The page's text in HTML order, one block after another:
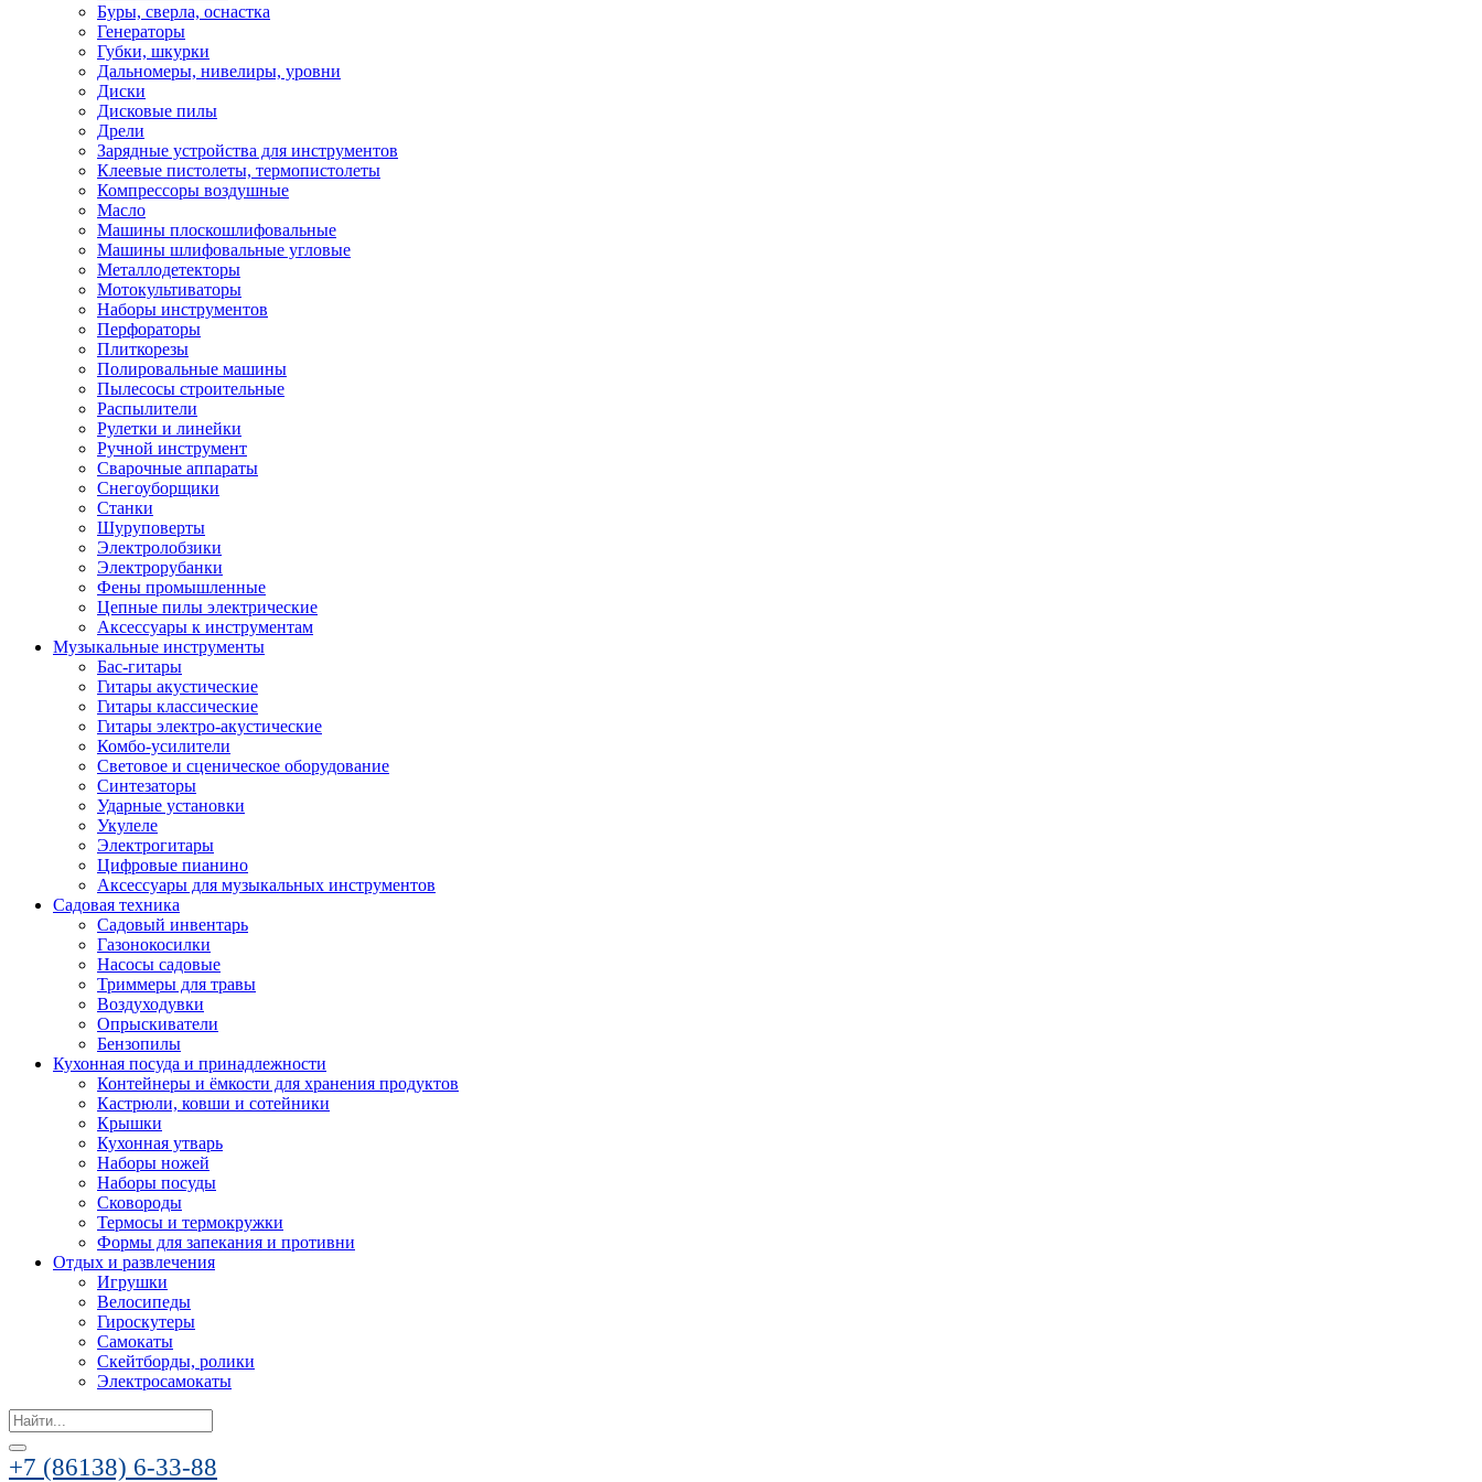
Буры, сверла, оснастка
Генераторы
Губки, шкурки
Дальномеры, нивелиры, уровни
Диски
Дисковые пилы
Дрели
Зарядные устройства для инструментов
Клеевые пистолеты, термопистолеты
Компрессоры воздушные
Масло
Машины плоскошлифовальные
Машины шлифовальные угловые
Металлодетекторы
Мотокультиваторы
Наборы инструментов
Перфораторы
Плиткорезы
Полировальные машины
Пылесосы строительные
Распылители
Рулетки и линейки
Ручной инструмент
Сварочные аппараты
Снегоуборщики
Станки
Шуруповерты
Электролобзики
Электрорубанки
Фены промышленные
Цепные пилы электрические
Аксессуары к инструментам
Музыкальные инструменты
Бас-гитары
Гитары акустические
Гитары классические
Гитары электро-акустические
Комбо-усилители
Световое и сценическое оборудование
Синтезаторы
Ударные установки
Укулеле
Электрогитары
Цифровые пианино
Аксессуары для музыкальных инструментов
Садовая техника
Садовый инвентарь
Газонокосилки
Насосы садовые
Триммеры для травы
Воздуходувки
Опрыскиватели
Бензопилы
Кухонная посуда и принадлежности
Контейнеры и ёмкости для хранения продуктов
Кастрюли, ковши и сотейники
Крышки
Кухонная утварь
Наборы ножей
Наборы посуды
Сковороды
Термосы и термокружки
Формы для запекания и противни
Отдых и развлечения
Игрушки
Велосипеды
Гироскутеры
Самокаты
Скейтборды, ролики
Электросамокаты
Search
for:
+7 (86138) 6-33-88